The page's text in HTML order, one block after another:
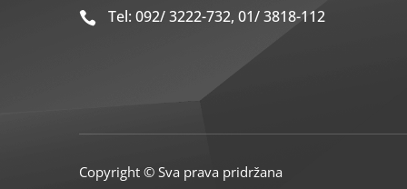
 Tel: 092/ 3222-732, 01/ 3818-112
Copyright © Sva prava pridržana